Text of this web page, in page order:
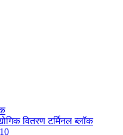
वितरण टर्मिनल ब्लॉक